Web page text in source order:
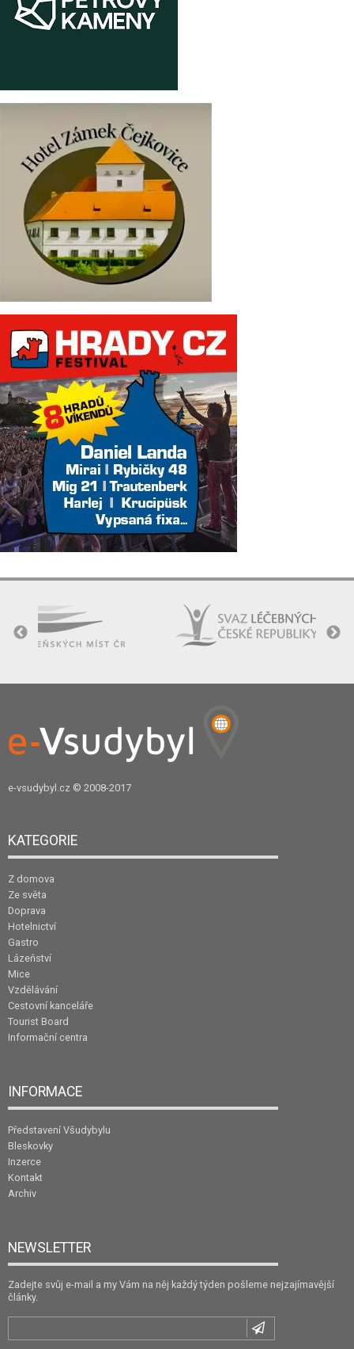
e-vsudybyl.cz © 2008-2017
KATEGORIE
Z domova
Ze světa
Doprava
Hotelnictví
Gastro
Lázeňství
Mice
Vzdělávání
Cestovní kanceláře
Tourist Board
Informační centra
INFORMACE
Představení Všudybylu
Bleskovky
Inzerce
Kontakt
Archiv
NEWSLETTER
Zadejte svůj e-mail a my Vám na něj každý týden pošleme nejzajímavější
články.